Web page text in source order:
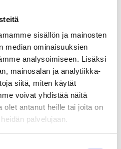
sisällön ja mainosten
median ominaisuuksien
analysoimiseen. Lisäksi
mainosalan ja analytiikka-
siitä, miten käytät
voivat yhdistää näitä
olet antanut heille tai joita on
palvelujaan.
aiheuta uusi
suunnitelmissa –
ennakoida? Onko
ollut mukana riittävän
Millaiseen
– onko